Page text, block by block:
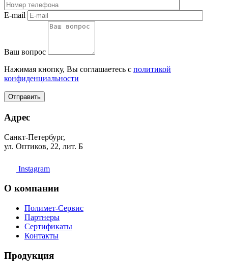
E-mail
Ваш вопрос
Нажимая кнопку, Вы соглашаетесь с политикой
конфиденциальности
Отправить
Адрес
Санкт-Петербург,
ул. Оптиков, 22, лит. Б
Instagram
О компании
Полимет-Сервис
Партнеры
Сертификаты
Контакты
Продукция